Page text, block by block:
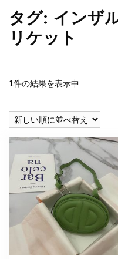
タグ: インザ
リケット
1件の結果を表示中